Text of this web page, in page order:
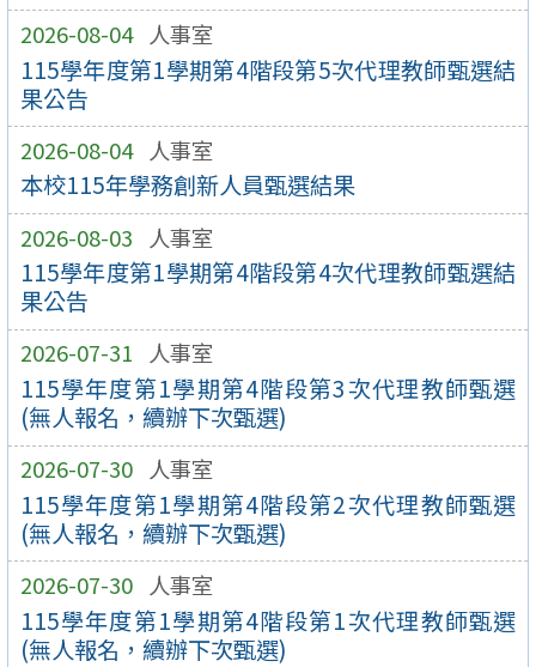
2026-08-04 人事室
115學年度第1學期第4階段第5次代理教師甄選結
果公告
2026-08-04 人事室
本校115年學務創新人員甄選結果
2026-08-03 人事室
115學年度第1學期第4階段第4次代理教師甄選結
果公告
2026-07-31 人事室
115學年度第1學期第4階段第3次代理教師甄選
(無人報名，續辦下次甄選)
2026-07-30 人事室
115學年度第1學期第4階段第2次代理教師甄選
(無人報名，續辦下次甄選)
2026-07-30 人事室
115學年度第1學期第4階段第1次代理教師甄選
(無人報名，續辦下次甄選)